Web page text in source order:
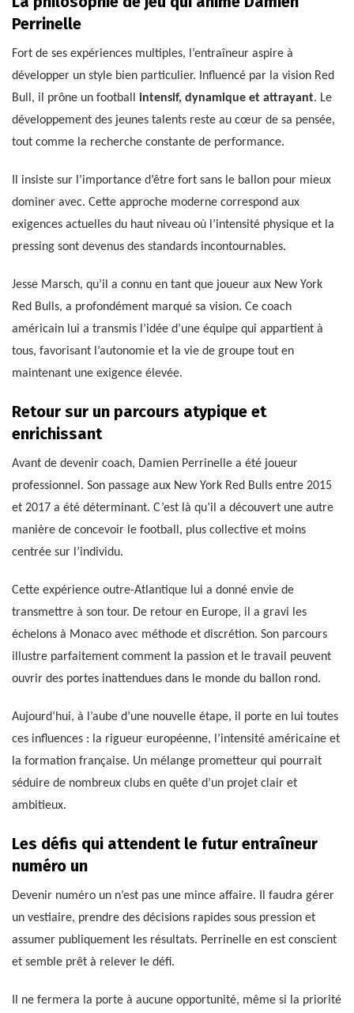
Perrinelle
Fort de ses expériences multiples, l’entraîneur aspire à
développer un style bien particulier. Influencé par la vision Red
Bull, il prône un football intensif, dynamique et attrayant. Le
développement des jeunes talents reste au cœur de sa pensée,
tout comme la recherche constante de performance.
Il insiste sur l’importance d’être fort sans le ballon pour mieux
dominer avec. Cette approche moderne correspond aux
exigences actuelles du haut niveau où l’intensité physique et la
pressing sont devenus des standards incontournables.
Jesse Marsch, qu’il a connu en tant que joueur aux New York
Red Bulls, a profondément marqué sa vision. Ce coach
américain lui a transmis l’idée d’une équipe qui appartient à
tous, favorisant l’autonomie et la vie de groupe tout en
maintenant une exigence élevée.
Retour sur un parcours atypique et
enrichissant
Avant de devenir coach, Damien Perrinelle a été joueur
professionnel. Son passage aux New York Red Bulls entre 2015
et 2017 a été déterminant. C’est là qu’il a découvert une autre
manière de concevoir le football, plus collective et moins
centrée sur l’individu.
Cette expérience outre-Atlantique lui a donné envie de
transmettre à son tour. De retour en Europe, il a gravi les
échelons à Monaco avec méthode et discrétion. Son parcours
illustre parfaitement comment la passion et le travail peuvent
ouvrir des portes inattendues dans le monde du ballon rond.
Aujourd’hui, à l’aube d’une nouvelle étape, il porte en lui toutes
ces influences : la rigueur européenne, l’intensité américaine et
la formation française. Un mélange prometteur qui pourrait
séduire de nombreux clubs en quête d’un projet clair et
ambitieux.
Les défis qui attendent le futur entraîneur
numéro un
Devenir numéro un n’est pas une mince affaire. Il faudra gérer
un vestiaire, prendre des décisions rapides sous pression et
assumer publiquement les résultats. Perrinelle en est conscient
et semble prêt à relever le défi.
Il ne fermera la porte à aucune opportunité, même si la priorité